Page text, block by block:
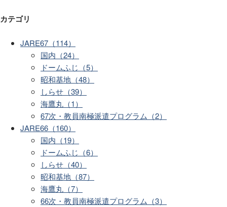
カテゴリ
JARE67（114）
国内（24）
ドームふじ（5）
昭和基地（48）
しらせ（39）
海鷹丸（1）
67次・教員南極派遣プログラム（2）
JARE66（160）
国内（19）
ドームふじ（6）
しらせ（40）
昭和基地（87）
海鷹丸（7）
66次・教員南極派遣プログラム（3）